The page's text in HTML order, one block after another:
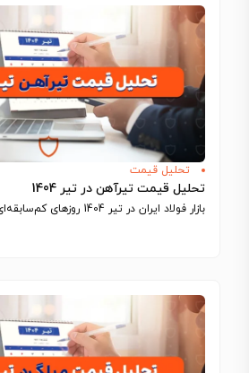
تحلیل قیمت
تحلیل قیمت تیرآهن در تیر 1404